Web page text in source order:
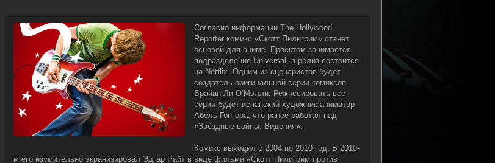
Согласно информации The Hollywood
Reporter комикс «Скотт Пилигрим» станет
основой для аниме. Проектом занимается
подразделение Universal, а релиз состоится
на Netflix. Одним из сценаристов будет
создатель оригинальной серии комиксов
Брайан Ли О’Мэлли. Режиссировать все
серии будет испанский художник-аниматор
Абель Гонгора, что ранее работал над
«Звёздные войны: Видения».
Комикс выходил с 2004 по 2010 год. В 2010-
м его изумительно экранизировал Эдгар Райт в виде фильма «Скотт Пилигрим против